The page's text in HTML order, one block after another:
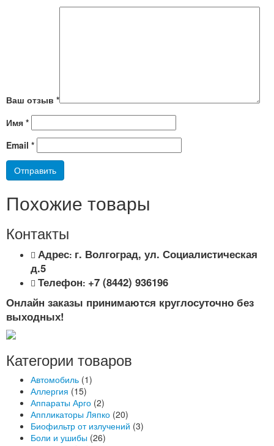
Ваш отзыв *
Имя *
Email *
Похожие товары
Контакты
Адрес: г. Волгоград, ул. Социалистическая
д.5
Телефон: +7 (8442) 936196
Онлайн заказы принимаются круглосуточно без
выходных!
Категории товаров
Автомобиль (1)
Аллергия (15)
Аппараты Арго (2)
Аппликаторы Ляпко (20)
Биофильтр от излучений (3)
Боли и ушибы (26)